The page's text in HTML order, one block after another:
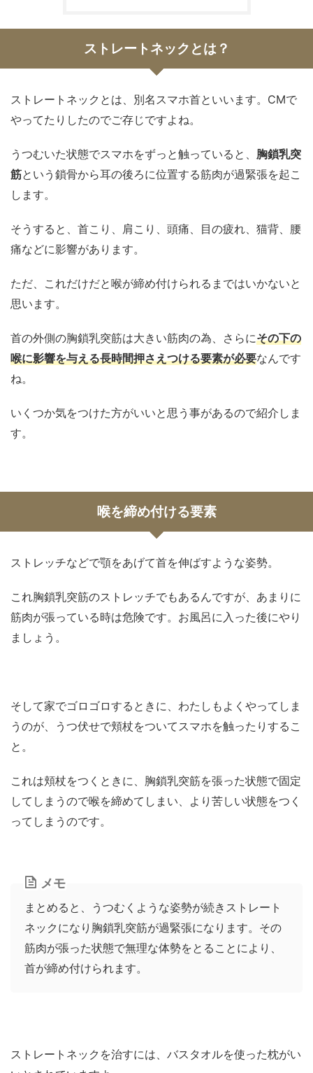
ストレートネックとは？
ストレートネックとは、別名スマホ首といいます。CMで
やってたりしたのでご存じですよね。
うつむいた状態でスマホをずっと触っていると、 胸鎖乳突
筋という鎖骨から耳の後ろに位置する筋肉が過緊張を起こ
します。
そうすると、首こり、肩こり、頭痛、目の疲れ、猫背、腰
痛などに影響があります。
ただ、これだけだと喉が締め付けられるまではいかないと
思います。
首の外側の胸鎖乳突筋は大きい筋肉の為、さらにその下の
喉に影響を与える長時間押さえつける要素が必要なんです
ね。
いくつか気をつけた方がいいと思う事があるので紹介しま
す。
喉を締め付ける要素
ストレッチなどで顎をあげて首を伸ばすような姿勢。
これ胸鎖乳突筋のストレッチでもあるんですが、あまりに
筋肉が張っている時は危険です。お風呂に入った後にやり
ましょう。
そして家でゴロゴロするときに、わたしもよくやってしま
うのが、うつ伏せで頬杖をついてスマホを触ったりするこ
と。
これは頬杖をつくときに、胸鎖乳突筋を張った状態で固定
してしまうので喉を締めてしまい、より苦しい状態をつく
ってしまうのです。
メモ
まとめると、うつむくような姿勢が続きストレート
ネックになり胸鎖乳突筋が過緊張になります。その
筋肉が張った状態で無理な体勢をとることにより、
首が締め付けられます。
ストレートネックを治すには、バスタオルを使った枕がい